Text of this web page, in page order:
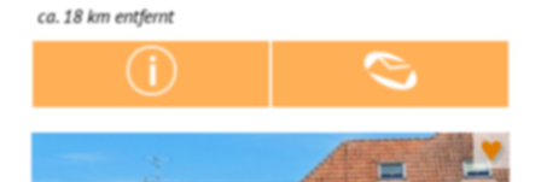
ca. 18 km entfernt
♥